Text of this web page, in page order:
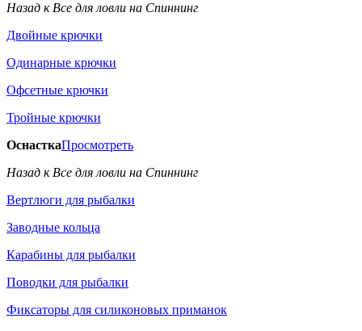
Назад к Все для ловли на Спиннинг
Двойные крючки
Одинарные крючки
Офсетные крючки
Тройные крючки
ОснасткаПросмотреть
Назад к Все для ловли на Спиннинг
Вертлюги для рыбалки
Заводные кольца
Карабины для рыбалки
Поводки для рыбалки
Фиксаторы для силиконовых приманок